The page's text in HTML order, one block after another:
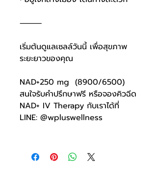
⸻
เริ่มต้นดูแลเซลล์วันนี้ เพื่อสุขภาพ
ระยะยาวของคุณ
NAD+250 mg (8900/6500)
สนใจรับคำปรึกษาฟรี หรือจองคิวฉีด
NAD+ IV Therapy กับเราได้ที่
LINE: @wpluswellness